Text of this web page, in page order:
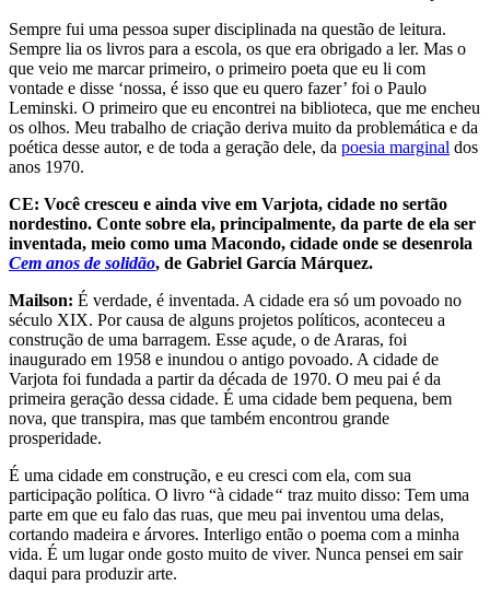
Sempre fui uma pessoa super disciplinada na questão de leitura.
Sempre lia os livros para a escola, os que era obrigado a ler. Mas o
que veio me marcar primeiro, o primeiro poeta que eu li com
vontade e disse ‘nossa, é isso que eu quero fazer’ foi o Paulo
Leminski. O primeiro que eu encontrei na biblioteca, que me encheu
os olhos. Meu trabalho de criação deriva muito da problemática e da
poética desse autor, e de toda a geração dele, da poesia marginal dos
anos 1970.
CE: Você cresceu e ainda vive em Varjota, cidade no sertão
nordestino. Conte sobre ela, principalmente, da parte de ela ser
inventada, meio como uma Macondo, cidade onde se desenrola
Cem anos de solidão, de Gabriel García Márquez.
Mailson: É verdade, é inventada. A cidade era só um povoado no
século XIX. Por causa de alguns projetos políticos, aconteceu a
construção de uma barragem. Esse açude, o de Araras, foi
inaugurado em 1958 e inundou o antigo povoado. A cidade de
Varjota foi fundada a partir da década de 1970. O meu pai é da
primeira geração dessa cidade. É uma cidade bem pequena, bem
nova, que transpira, mas que também encontrou grande
prosperidade.
É uma cidade em construção, e eu cresci com ela, com sua
participação política. O livro “à cidade“ traz muito disso: Tem uma
parte em que eu falo das ruas, que meu pai inventou uma delas,
cortando madeira e árvores. Interligo então o poema com a minha
vida. É um lugar onde gosto muito de viver. Nunca pensei em sair
daqui para produzir arte.